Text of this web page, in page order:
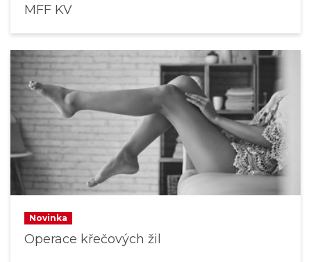
MFF KV
Novinka
Operace křečových žil